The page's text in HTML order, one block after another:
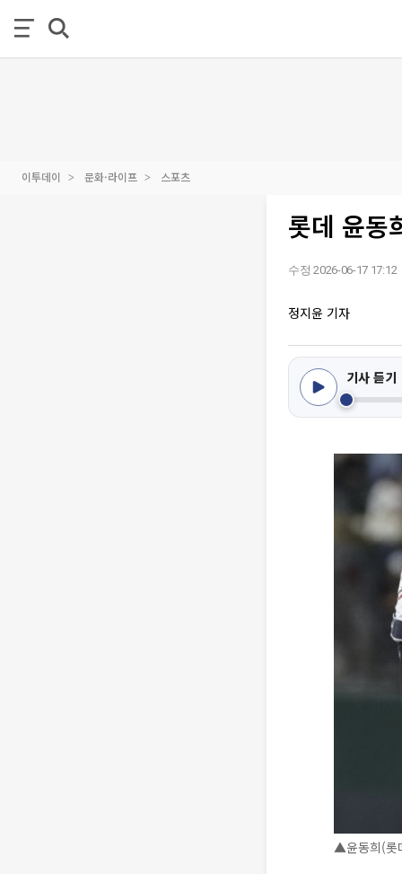
이투데이 문화·라이프 스포츠
롯데 윤동
수정 2026-06-17 17:12
정지윤 기자
기사 듣기
▲윤동희(롯